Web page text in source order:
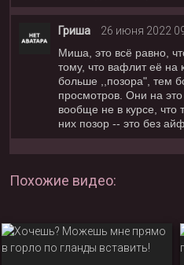
Гриша 26 июня 2022
Миша, это всё равно,
тому, что вафлит её на
больше ,,позора", тем
просмотров. Они на
вообще не в курсе, что
них позор -- это без
Похожие видео: